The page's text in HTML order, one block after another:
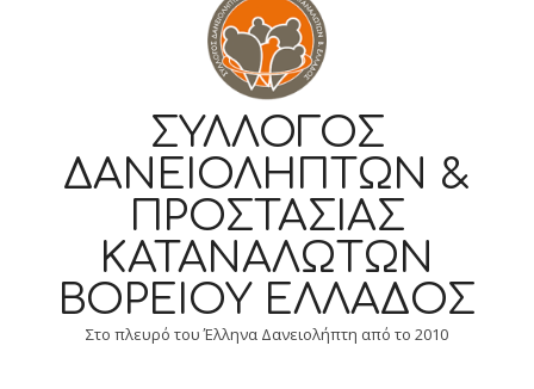
ΣΎΛΛΟΓΟΣ
ΔΑΝΕΙΟΛΗΠΤΏΝ &
ΠΡΟΣΤΑΣΊΑΣ
ΚΑΤΑΝΑΛΩΤΏΝ
ΒΟΡΕΊΟΥ ΕΛΛΆΔΟΣ
Στο πλευρό του Έλληνα Δανειολήπτη από το 2010